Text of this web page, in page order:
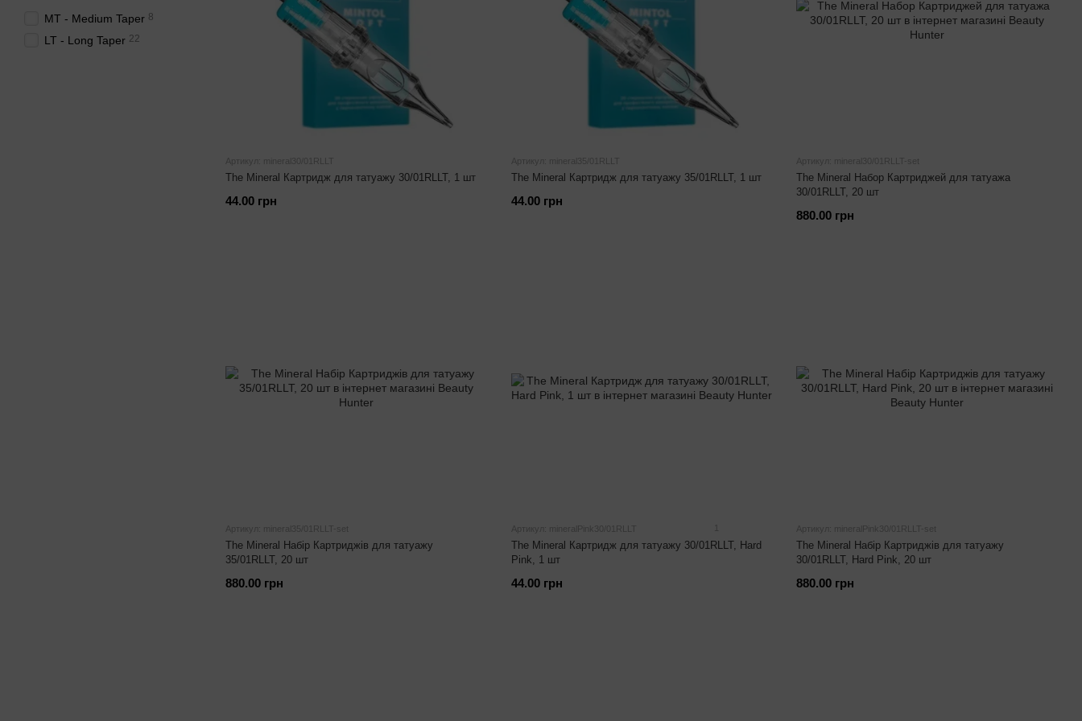
Артикул: mineral30/01RLLT
The Mineral Картридж для татуажу 30/01RLLT, 1 шт
44.00 грн
Артикул: mineral35/01RLLT
The Mineral Картридж для татуажу 35/01RLLT, 1 шт
44.00 грн
Артикул: mineral30/01RLLT-set
The Mineral Набор Картриджей для татуажа
30/01RLLT, 20 шт
880.00 грн
Артикул: mineral35/01RLLT-set
The Mineral Набір Картриджів для татуажу
35/01RLLT, 20 шт
880.00 грн
Артикул: mineralPink30/01RLLT
The Mineral Картридж для татуажу 30/01RLLT, Hard
Pink, 1 шт
44.00 грн
Артикул: mineralPink30/01RLLT-set
The Mineral Набір Картриджів для татуажу
30/01RLLT, Hard Pink, 20 шт
880.00 грн
MT - Medium Taper 8
LT - Long Taper 22